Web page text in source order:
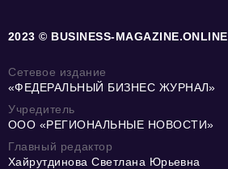
2023 © BUSINESS-MAGAZINE.ONLINE
Сетевое издание
«ФЕДЕРАЛЬНЫЙ БИЗНЕС ЖУРНАЛ»
Учредитель
ООО «РЕГИОНАЛЬНЫЕ НОВОСТИ»
Главный редактор
Хайрутдинова Светлана Юрьевна